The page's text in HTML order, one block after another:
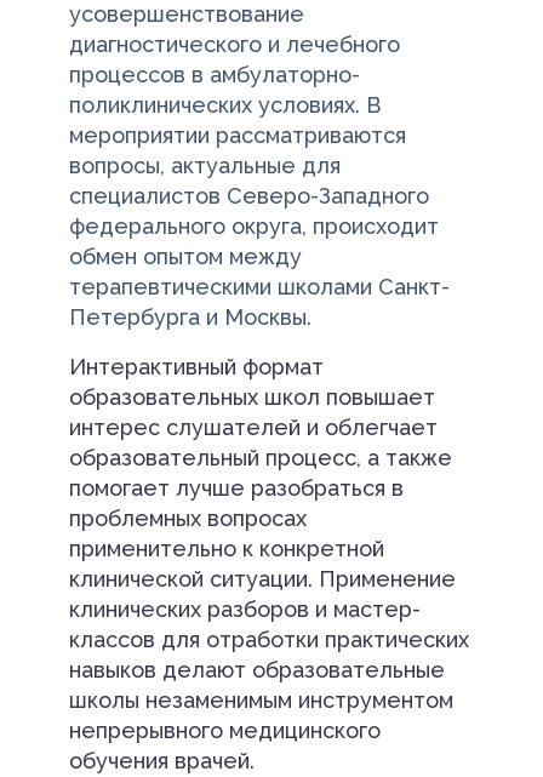
усовершенствование
диагностического и лечебного
процессов в амбулаторно-
поликлинических условиях. В
мероприятии рассматриваются
вопросы, актуальные для
специалистов Северо-Западного
федерального округа, происходит
обмен опытом между
терапевтическими школами Санкт-
Петербурга и Москвы.
Интерактивный формат
образовательных школ повышает
интерес слушателей и облегчает
образовательный процесс, а также
помогает лучше разобраться в
проблемных вопросах
применительно к конкретной
клинической ситуации. Применение
клинических разборов и мастер-
классов для отработки практических
навыков делают образовательные
школы незаменимым инструментом
непрерывного медицинского
обучения врачей.